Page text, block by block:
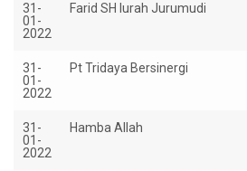
31-
01-
2022
Farid SH lurah Jurumudi
31-
01-
2022
Pt Tridaya Bersinergi
31-
01-
2022
Hamba Allah